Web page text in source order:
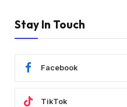
Stay In Touch
Facebook
TikTok